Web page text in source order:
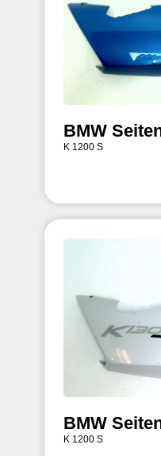
BMW
K 1200 S
BMW
K 1200 S